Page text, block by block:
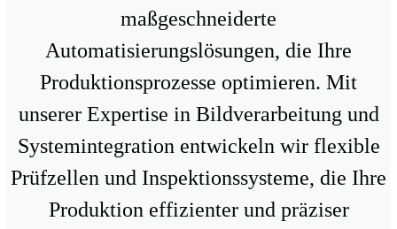
maßgeschneiderte
Automatisierungslösungen, die Ihre
Produktionsprozesse optimieren. Mit
unserer Expertise in Bildverarbeitung und
Systemintegration entwickeln wir flexible
Prüfzellen und Inspektionssysteme, die Ihre
Produktion effizienter und präziser